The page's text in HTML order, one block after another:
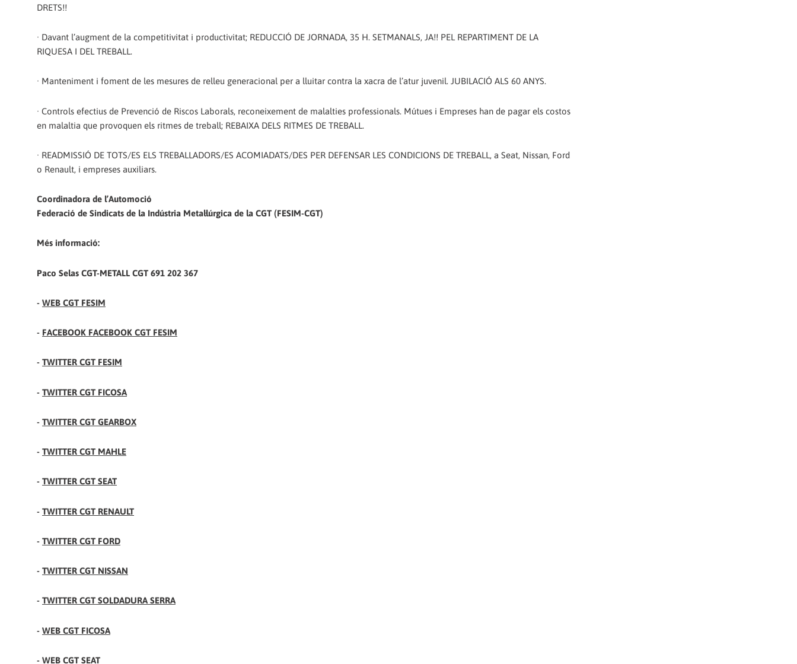
DRETS!!
· Davant l’augment de la competitivitat i productivitat; REDUCCIÓ DE JORNADA, 35 H. SETMANALS, JA!! PEL REPARTIMENT DE LA
RIQUESA I DEL TREBALL.
· Manteniment i foment de les mesures de relleu generacional per a lluitar contra la xacra de l’atur juvenil. JUBILACIÓ ALS 60 ANYS.
· Controls efectius de Prevenció de Riscos Laborals, reconeixement de malalties professionals. Mútues i Empreses han de pagar els costos
en malaltia que provoquen els ritmes de treball; REBAIXA DELS RITMES DE TREBALL.
· READMISSIÓ DE TOTS/ES ELS TREBALLADORS/ES ACOMIADATS/DES PER DEFENSAR LES CONDICIONS DE TREBALL, a Seat, Nissan, Ford
o Renault, i empreses auxiliars.
Coordinadora de l’Automoció
Federació de Sindicats de la Indústria Metal·lúrgica de la CGT (FESIM-CGT)
Més informació:
Paco Selas CGT-METALL CGT 691 202 367
- WEB CGT FESIM
- FACEBOOK FACEBOOK CGT FESIM
- TWITTER CGT FESIM
- TWITTER CGT FICOSA
- TWITTER CGT GEARBOX
- TWITTER CGT MAHLE
- TWITTER CGT SEAT
- TWITTER CGT RENAULT
- TWITTER CGT FORD
- TWITTER CGT NISSAN
- TWITTER CGT SOLDADURA SERRA
- WEB CGT FICOSA
- WEB CGT SEAT